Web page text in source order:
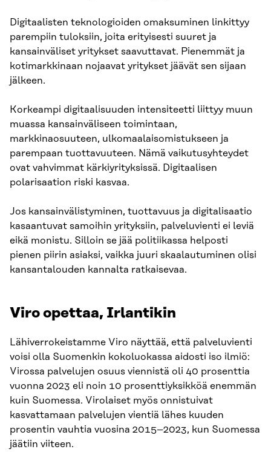
Digitaalisten teknologioiden omaksuminen linkittyy
parempiin tuloksiin, joita erityisesti suuret ja
kansainväliset yritykset saavuttavat. Pienemmät ja
kotimarkkinaan nojaavat yritykset jäävät sen sijaan
jälkeen.
Korkeampi digitaalisuuden intensiteetti liittyy muun
muassa kansainväliseen toimintaan,
markkinaosuuteen, ulkomaalaisomistukseen ja
parempaan tuottavuuteen. Nämä vaikutusyhteydet
ovat vahvimmat kärkiyrityksissä. Digitaalisen
polarisaation riski kasvaa.
Jos kansainvälistyminen, tuottavuus ja digitalisaatio
kasaantuvat samoihin yrityksiin, palveluvienti ei leviä
eikä monistu. Silloin se jää politiikassa helposti
pienen piirin asiaksi, vaikka juuri skaalautuminen olisi
kansantalouden kannalta ratkaisevaa.
Viro opettaa, Irlantikin
Lähiverrokeistamme Viro näyttää, että palveluvienti
voisi olla Suomenkin kokoluokassa aidosti iso ilmiö:
Virossa palvelujen osuus viennistä oli 40 prosenttia
vuonna 2023 eli noin 10 prosenttiyksikköä enemmän
kuin Suomessa. Virolaiset myös onnistuivat
kasvattamaan palvelujen vientiä lähes kuuden
prosentin vauhtia vuosina 2015–2023, kun Suomessa
jäätiin viiteen.